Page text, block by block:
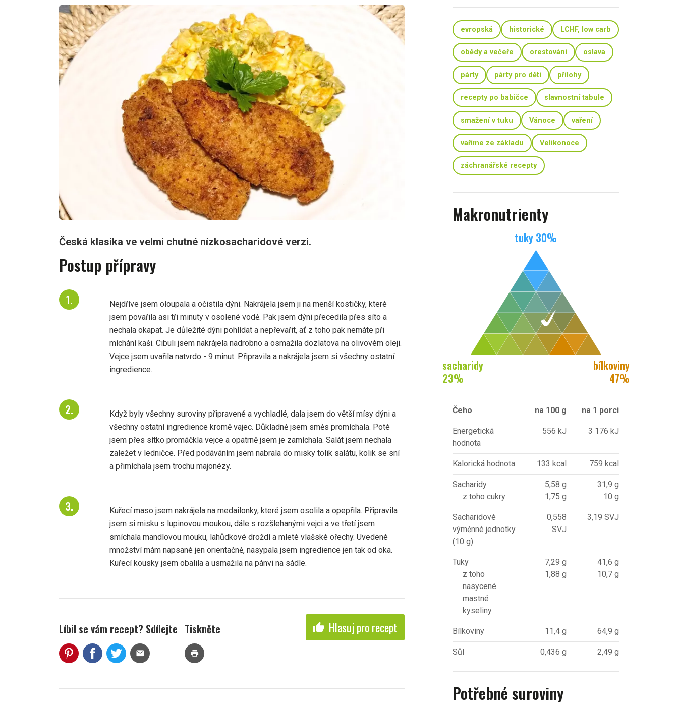
Česká klasika ve velmi chutné nízkosacharidové verzi.
Postup přípravy
Nejdříve jsem oloupala a očistila dýni. Nakrájela jsem ji na menší kostičky, které
jsem povařila asi tři minuty v osolené vodě. Pak jsem dýni přecedila přes síto a
nechala okapat. Je důležité dýni pohlídat a nepřevařit, ať z toho pak nemáte při
míchání kaši. Cibuli jsem nakrájela nadrobno a osmažila dozlatova na olivovém oleji.
Vejce jsem uvařila natvrdo - 9 minut. Připravila a nakrájela jsem si všechny ostatní
ingredience.
Když byly všechny suroviny připravené a vychladlé, dala jsem do větší mísy dýni a
všechny ostatní ingredience kromě vajec. Důkladně jsem směs promíchala. Poté
jsem přes sítko promáčkla vejce a opatrně jsem je zamíchala. Salát jsem nechala
zaležet v ledničce. Před podáváním jsem nabrala do misky tolik salátu, kolik se sní
a přimíchala jsem trochu majonézy.
Kuřecí maso jsem nakrájela na medailonky, které jsem osolila a opepřila. Připravila
jsem si misku s lupinovou moukou, dále s rozšlehanými vejci a ve třetí jsem
smíchala mandlovou mouku, lahůdkové droždí a mleté vlašské ořechy. Uvedené
množství mám napsané jen orientačně, nasypala jsem ingredience jen tak od oka.
Kuřecí kousky jsem obalila a usmažila na pánvi na sádle.
Líbil se vám recept? Sdílejte
mail
Tiskněte
print
thumb_up Hlasuj pro recept
evropská historické LCHF, low carb
obědy a večeře orestování oslava
párty párty pro děti přílohy
recepty po babičce slavnostní tabule
smažení v tuku Vánoce vaření
vaříme ze základu Velikonoce
záchranářské recepty
Makronutrienty
tuky 30%
sacharidy
23%
bílkoviny
47%
Čeho na 100 g na 1 porci
Energetická
hodnota
556 kJ 3 176 kJ
Kalorická hodnota 133 kcal 759 kcal
Sacharidy
z toho cukry
5,58 g
1,75 g
31,9 g
10 g
Sacharidové
výměnné jednotky
(10 g)
0,558
SVJ
3,19 SVJ
Tuky
z toho
nasycené
mastné
kyseliny
7,29 g
1,88 g
41,6 g
10,7 g
Bílkoviny 11,4 g 64,9 g
Sůl 0,436 g 2,49 g
Potřebné suroviny